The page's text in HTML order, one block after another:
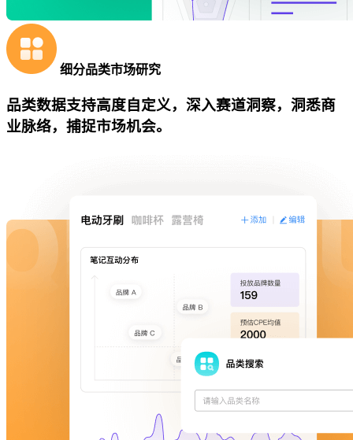
细分品类市场研究
品类数据支持高度自定义，深入赛道洞察，洞悉商
业脉络，捕捉市场机会。